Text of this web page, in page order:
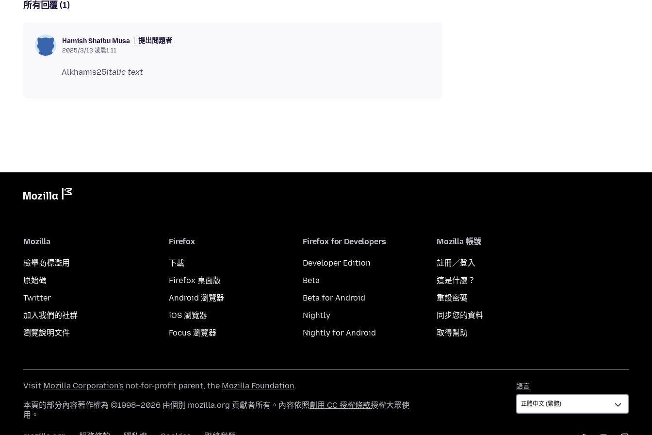
所有回覆 (1)
Hamish Shaibu Musa 提出問題者
2025/3/13 凌晨1:11
Alkhamis25italic text
Mozilla
檢舉商標濫用
原始碼
Twitter
加入我們的社群
瀏覽說明文件
Firefox
下載
Firefox 桌面版
Android 瀏覽器
iOS 瀏覽器
Focus 瀏覽器
Firefox for Developers
Developer Edition
Beta
Beta for Android
Nightly
Nightly for Android
Mozilla 帳號
註冊／登入
這是什麼？
重設密碼
同步您的資料
取得幫助
語言
言
Visit Mozilla Corporation's not-for-profit parent, the Mozilla Foundation.
本頁的部分內容著作權為 ©1998–2026 由個別 mozilla.org 貢獻者所有。內容依照創用 CC 授權條款授權大眾使
用。